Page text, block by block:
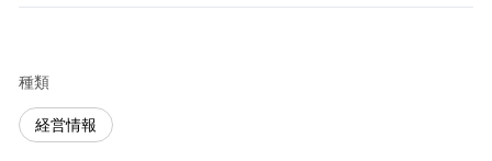
種類
経営情報